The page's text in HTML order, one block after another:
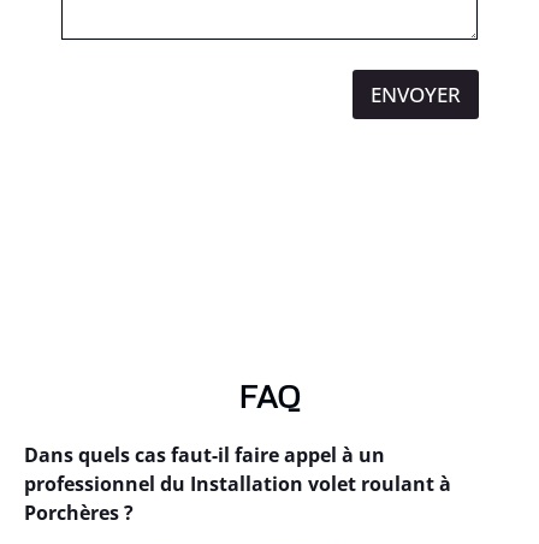
ENVOYER
FAQ
Dans quels cas faut-il faire appel à un
professionnel du Installation volet roulant à
Porchères ?